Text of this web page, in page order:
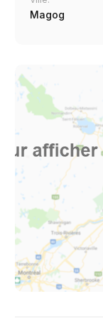
Magog